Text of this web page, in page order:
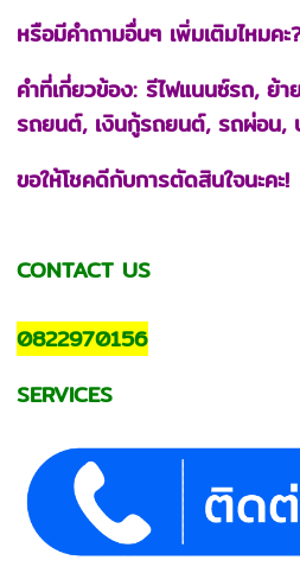
หรือมีคำถามอื่นๆ เพิ่มเติมไหมคะ
คำที่เกี่ยวข้อง: รีไฟแนนซ์รถ, ย้
รถยนต์, เงินกู้รถยนต์, รถผ่อน,
ขอให้โชคดีกับการตัดสินใจนะคะ!
CONTACT US
0822970156
SERVICES